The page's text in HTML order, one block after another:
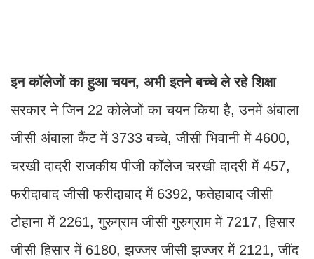
इन कॉलेजों का हुआ चयन, अभी इतने बच्चे ले रहे शिक्षा
सरकार ने जिन 22 कोलेजों का चयन किया है, उनमें अंबाला
जीसी अंबाला कैंट में 3733 बच्चे, जीसी भिवानी में 4600,
चरखी दादरी राजकीय पीजी कॉलेज चरखी दादरी में 457,
फरीदाबाद जीसी फरीदाबाद में 6392, फतेहाबाद जीसी
टोहाना में 2261, गुरुग्राम जीसी गुरुग्राम में 7217, हिसार
जीसी हिसार में 6180, झज्जर जीसी झज्जर में 2121, जींद